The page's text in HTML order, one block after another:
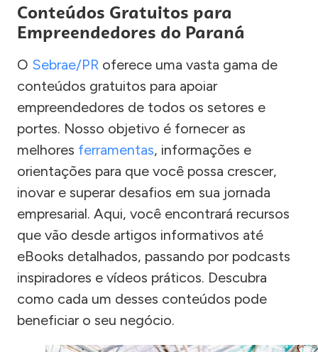
Conteúdos Gratuitos para
Empreendedores do Paraná
O Sebrae/PR oferece uma vasta gama de
conteúdos gratuitos para apoiar
empreendedores de todos os setores e
portes. Nosso objetivo é fornecer as
melhores ferramentas, informações e
orientações para que você possa crescer,
inovar e superar desafios em sua jornada
empresarial. Aqui, você encontrará recursos
que vão desde artigos informativos até
eBooks detalhados, passando por podcasts
inspiradores e vídeos práticos. Descubra
como cada um desses conteúdos pode
beneficiar o seu negócio.